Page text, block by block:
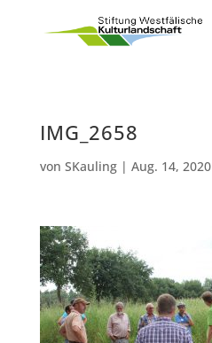
IMG_2658
von SKauling| Aug. 14, 2020